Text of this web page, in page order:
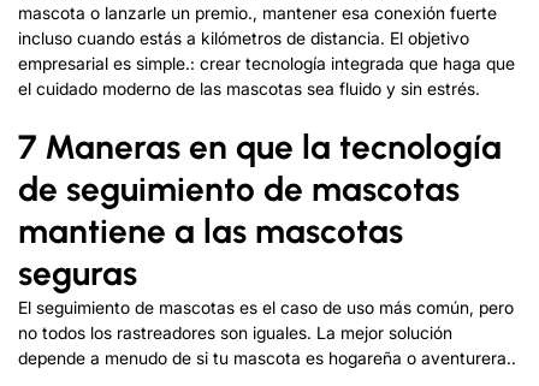
mascota o lanzarle un premio., mantener esa conexión fuerte
incluso cuando estás a kilómetros de distancia. El objetivo
empresarial es simple.: crear tecnología integrada que haga que
el cuidado moderno de las mascotas sea fluido y sin estrés.
7 Maneras en que la tecnología
de seguimiento de mascotas
mantiene a las mascotas
seguras
El seguimiento de mascotas es el caso de uso más común, pero
no todos los rastreadores son iguales. La mejor solución
depende a menudo de si tu mascota es hogareña o aventurera..